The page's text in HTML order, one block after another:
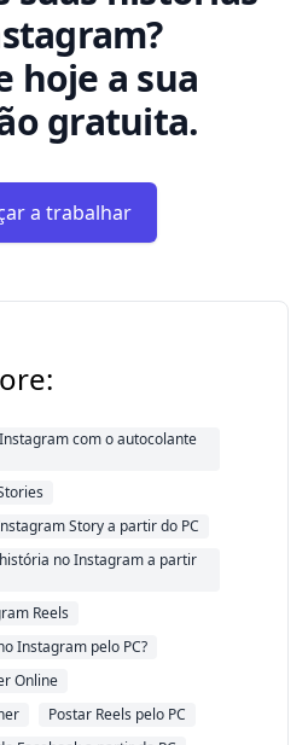
hoje a sua
gratuita.
a trabalhar
com o autocolante
Story a partir do PC
no Instagram a partir
Reels
Instagram pelo PC?
Online
Postar Reels pelo PC